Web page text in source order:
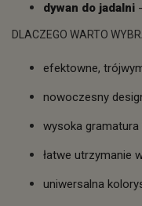
dywan do jadalni
DLACZEGO WARTO
efektowne,
nowoczesny
wysoka gramatura
łatwe utrzymanie
uniwersalna